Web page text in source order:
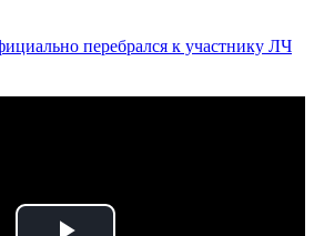
перебрался к участнику ЛЧ